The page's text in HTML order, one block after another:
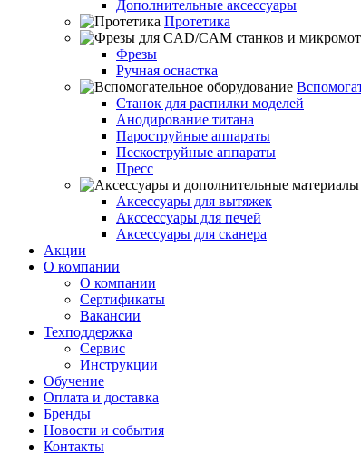
Дополнительные аксессуары
Протетика
Фрезы
Ручная оснастка
Станок для распилки моделей
Анодирование титана
Пароструйные аппараты
Пескоструйные аппараты
Пресс
Аксессуары для вытяжек
Акссессуары для печей
Аксессуары для сканера
Акции
О компании
О компании
Сертификаты
Вакансии
Техподдержка
Сервис
Инструкции
Обучение
Оплата и доставка
Бренды
Новости и события
Контакты